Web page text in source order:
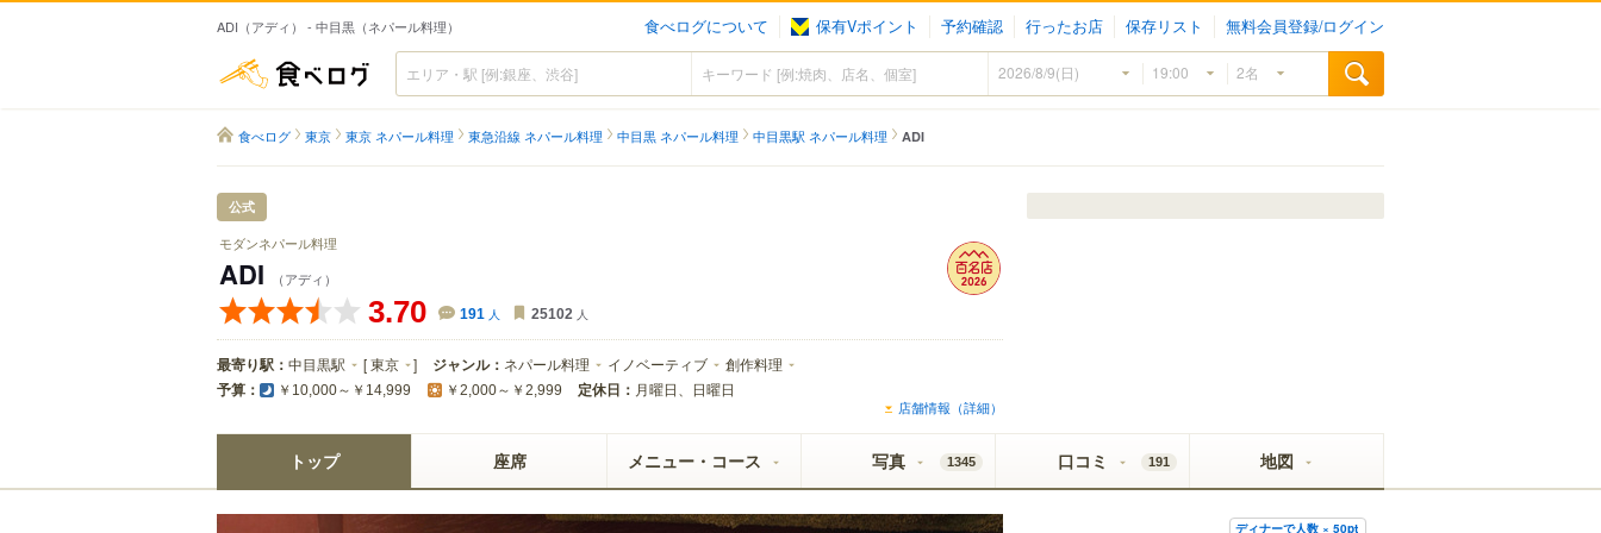
ADI（アディ） - 中目黒（ネパール料理） 食べログについて 保有Vポイント 予約確認 行ったお店 保存リスト 無料会員登録/ログイン
食べログ
食べログ 東京 東京 ネパール料理 東急沿線 ネパール料理 中目黒 ネパール料理 中目黒駅 ネパール料理 ADI
公式
モダンネパール料理
ADI （アディ）
3.70 191 人 25102 人
最寄り駅： 中目黒駅 [東京 ] ジャンル： ネパール料理 イノベーティブ 創作料理
予算： ￥10,000～￥14,999 ￥2,000～￥2,999 定休日： 月曜日、日曜日
店舗情報（詳細）
トップ 座席 メニュー・コース 写真 1345 口コミ 191 地図
ディナーで人数 × 50pt